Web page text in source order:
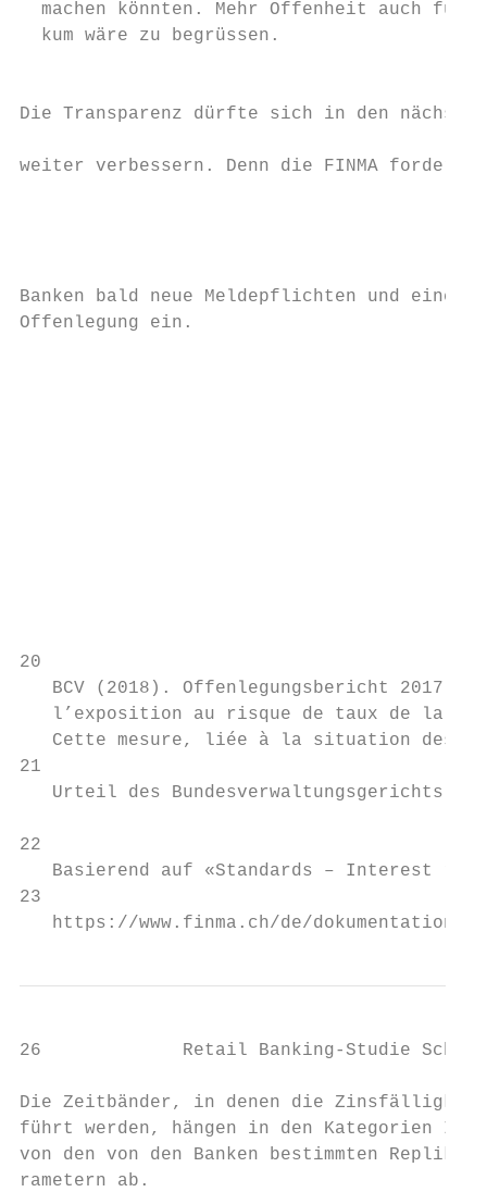
26             Retail Banking-Studie
Die Zeitbänder, in denen die
führt werden, hängen in den Kategorien
von den von den Banken bestimmten
rametern ab.